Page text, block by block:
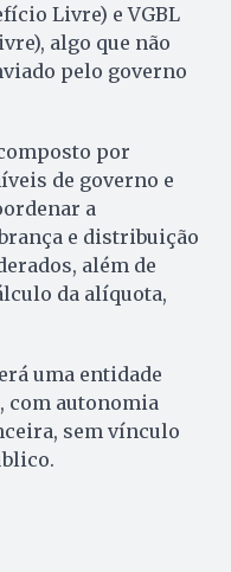
Livre) e VGBL
algo que não
pelo governo
por
de governo e
a
e distribuição
além de
da alíquota,
uma entidade
com autonomia
sem vínculo